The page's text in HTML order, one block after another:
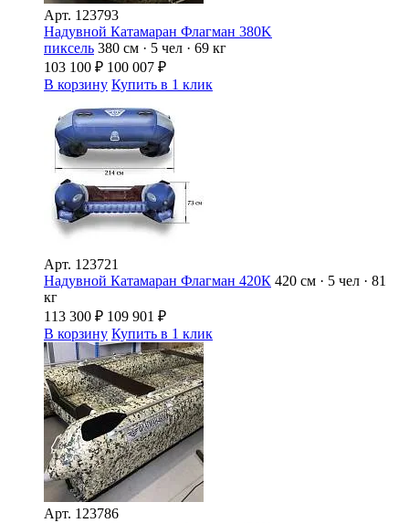
Арт. 123793
Надувной Катамаран Флагман 380K
пиксель 380 см · 5 чел · 69 кг
103 100 ₽ 100 007 ₽
В корзину Купить в 1 клик
Арт. 123721
Надувной Катамаран Флагман 420К 420 см · 5 чел · 81
кг
113 300 ₽ 109 901 ₽
В корзину Купить в 1 клик
Арт. 123786